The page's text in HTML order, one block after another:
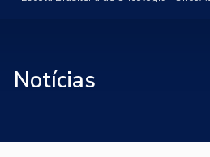
Notícias